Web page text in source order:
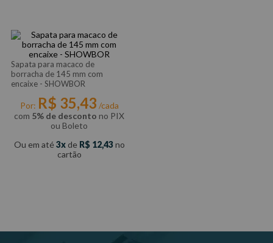
Sapata para macaco de
borracha de 145 mm com
encaixe - SHOWBOR
Por: R$ 35,43 /cada
com 5% de desconto no PIX
ou Boleto
Ou em até 3 de R$ 12,43no
cartão